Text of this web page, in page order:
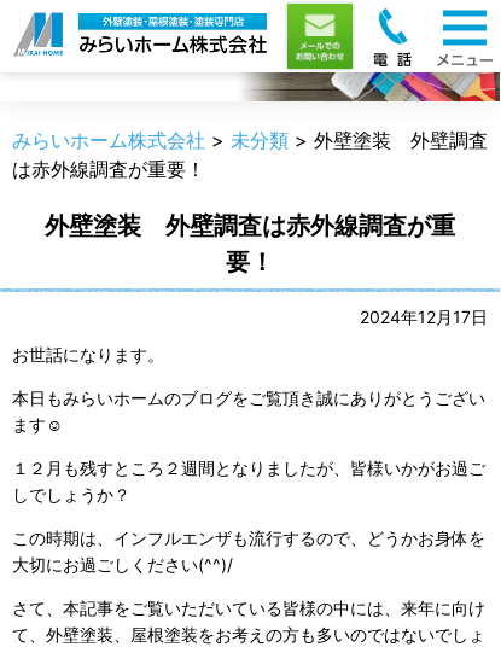
職人のうんちく
みらいホーム株式会社 > 未分類 > 外壁塗装 外壁調査
は赤外線調査が重要！
外壁塗装 外壁調査は赤外線調査が重
要！
2024年12月17日
お世話になります。
本日もみらいホームのブログをご覧頂き誠にありがとうござい
ます☺
１２月も残すところ２週間となりましたが、皆様いかがお過ご
しでしょうか？
この時期は、インフルエンザも流行するので、どうかお身体を
大切にお過ごしください(^^)/
さて、本記事をご覧いただいている皆様の中には、来年に向け
て、外壁塗装、屋根塗装をお考えの方も多いのではないでしょ